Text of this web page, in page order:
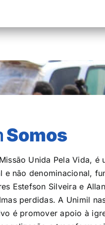
Somos
Unida Pela Vida, é
e não denominacional,
Estefson Silveira e
perdidas. A Unimil
é promover apoio à